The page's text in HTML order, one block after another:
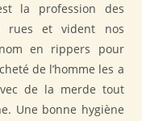
la profession des
rues et vident nos
en rippers pour
de l’homme les a
de la merde tout
Une bonne hygiène